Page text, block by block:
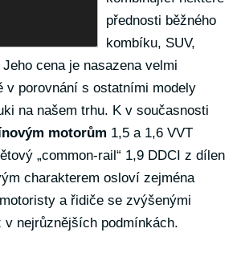
přednosti běžného
kombíku, SUV,
cena je nasazena velmi
v porovnání s ostatními modely
na našem trhu. K v současnosti
motorům 1,5 a 1,6 VVT
„common-rail“ 1,9 DDCI z dílen
charakterem osloví zejména
a řidiče se zvýšenými
v nejrůznějších podmínkách.